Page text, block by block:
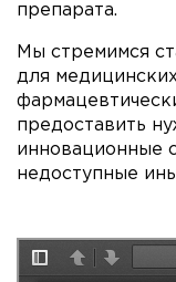
препарата.
Мы стремимся
для
предоставить
инновационные
недоступные